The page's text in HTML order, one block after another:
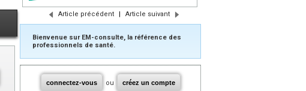
Article précédent | Article suivant
Bienvenue sur EM-consulte, la référence des
professionnels de santé.
connectez-vous ou créez un compte